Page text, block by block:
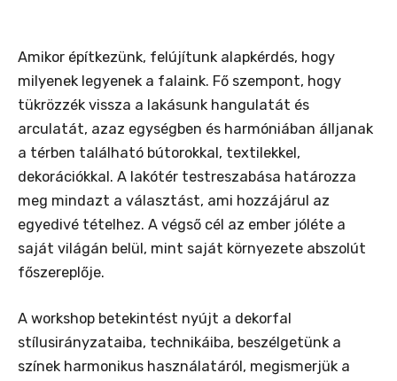
Amikor építkezünk, felújítunk alapkérdés, hogy
milyenek legyenek a falaink. Fő szempont, hogy
tükrözzék vissza a lakásunk hangulatát és
arculatát, azaz egységben és harmóniában álljanak
a térben található bútorokkal, textilekkel,
dekorációkkal. A lakótér testreszabása határozza
meg mindazt a választást, ami hozzájárul az
egyedivé tételhez. A végső cél az ember jóléte a
saját világán belül, mint saját környezete abszolút
főszereplője.
A workshop betekintést nyújt a dekorfal
stílusirányzataiba, technikáiba, beszélgetünk a
színek harmonikus használatáról, megismerjük a